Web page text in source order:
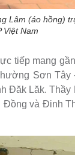
Lâm (áo hồng)
Việt Nam
tiếp mang
Sơn Tây
Đăk Lăk. Thầy
và Đinh